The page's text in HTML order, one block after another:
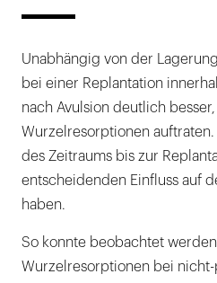
Unabhängig von der
bei einer Replantation
nach Avulsion deutlich
Wurzelresorptionen
des Zeitraums bis zur
entscheidenden Einfluss auf
haben.
So konnte beobachtet
Wurzelresorptionen bei